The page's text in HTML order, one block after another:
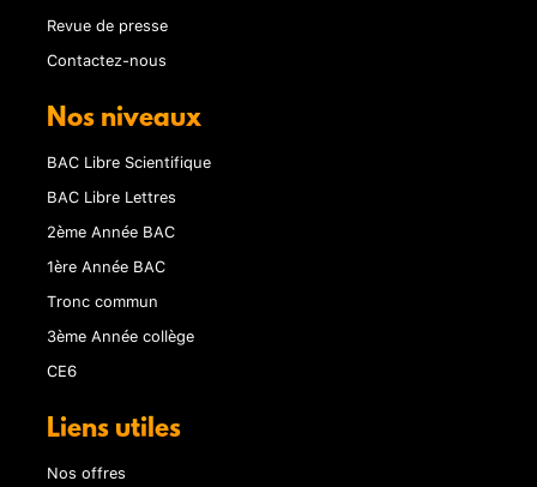
Revue de presse
Contactez-nous
Nos niveaux
BAC Libre Scientifique
BAC Libre Lettres
2ème Année BAC
1ère Année BAC
Tronc commun
3ème Année collège
CE6
Liens utiles
Nos offres